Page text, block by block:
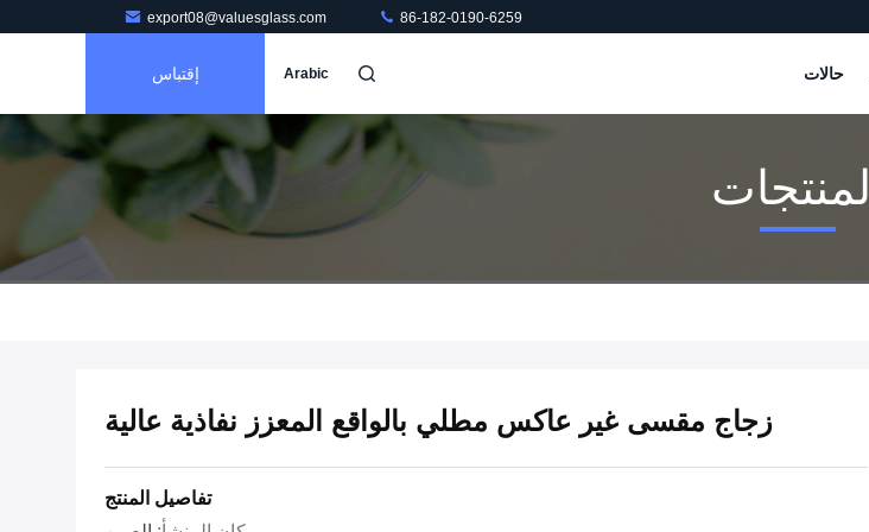
export08@valuesglass.com 86-182-0190-6259
حالات Arabic إقتباس
المنتجات
زجاج مقسى غير عاكس مطلي بالواقع المعزز نفاذية عالية
تفاصيل المنتج